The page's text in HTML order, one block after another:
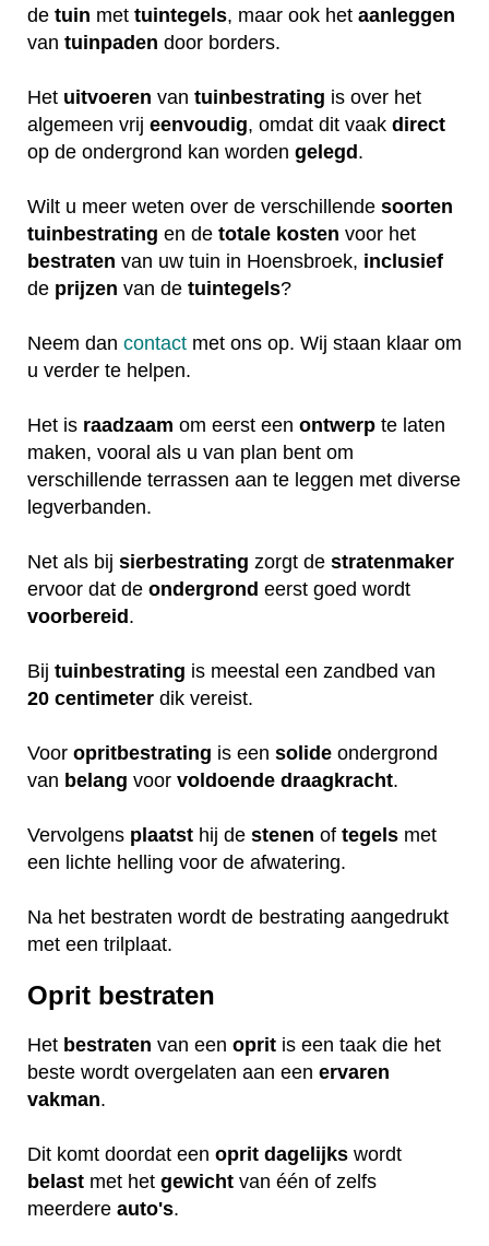
de tuin met tuintegels, maar ook het aanleggen
van tuinpaden door borders.
Het uitvoeren van tuinbestrating is over het
algemeen vrij eenvoudig, omdat dit vaak direct
op de ondergrond kan worden gelegd.
Wilt u meer weten over de verschillende soorten
tuinbestrating en de totale kosten voor het
bestraten van uw tuin in Hoensbroek, inclusief
de prijzen van de tuintegels?
Neem dan contact met ons op. Wij staan klaar om
u verder te helpen.
Het is raadzaam om eerst een ontwerp te laten
maken, vooral als u van plan bent om
verschillende terrassen aan te leggen met diverse
legverbanden.
Net als bij sierbestrating zorgt de stratenmaker
ervoor dat de ondergrond eerst goed wordt
voorbereid.
Bij tuinbestrating is meestal een zandbed van
20 centimeter dik vereist.
Voor opritbestrating is een solide ondergrond
van belang voor voldoende draagkracht.
Vervolgens plaatst hij de stenen of tegels met
een lichte helling voor de afwatering.
Na het bestraten wordt de bestrating aangedrukt
met een trilplaat.
Oprit bestraten
Het bestraten van een oprit is een taak die het
beste wordt overgelaten aan een ervaren
vakman.
Dit komt doordat een oprit dagelijks wordt
belast met het gewicht van één of zelfs
meerdere auto's.